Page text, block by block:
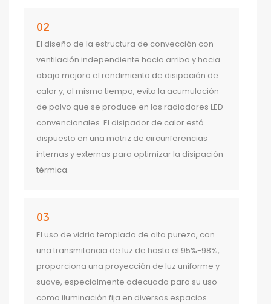
02
El diseño de la estructura de convección con
ventilación independiente hacia arriba y hacia
abajo mejora el rendimiento de disipación de
calor y, al mismo tiempo, evita la acumulación
de polvo que se produce en los radiadores LED
convencionales. El disipador de calor está
dispuesto en una matriz de circunferencias
internas y externas para optimizar la disipación
térmica.
03
El uso de vidrio templado de alta pureza, con
una transmitancia de luz de hasta el 95%-98%,
proporciona una proyección de luz uniforme y
suave, especialmente adecuada para su uso
como iluminación fija en diversos espacios